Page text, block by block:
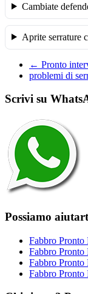
Cambiate
Aprite serrature
← Pronto
problemi di
Scrivi su
Possiamo
Fabbro Pronto
Fabbro Pronto
Fabbro Pronto
Fabbro Pronto